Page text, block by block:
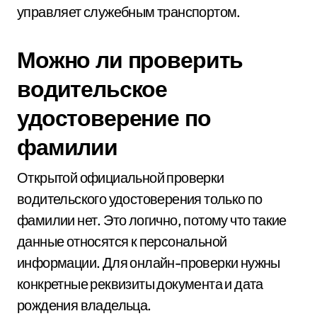
управляет служебным транспортом.
Можно ли проверить
водительское
удостоверение по
фамилии
Открытой официальной проверки
водительского удостоверения только по
фамилии нет. Это логично, потому что такие
данные относятся к персональной
информации. Для онлайн-проверки нужны
конкретные реквизиты документа и дата
рождения владельца.